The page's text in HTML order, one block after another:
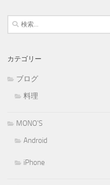
検
索:
カテゴリー
ブログ
料理
MONO'S
Android
iPhone